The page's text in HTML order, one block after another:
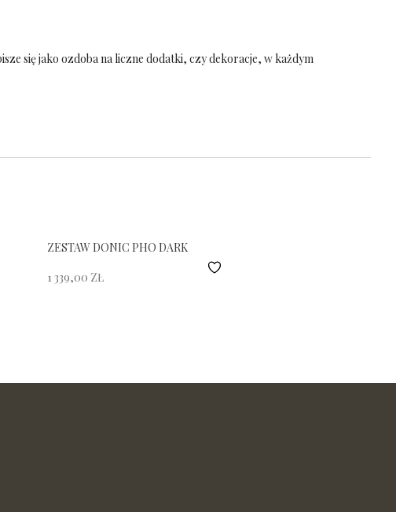
się jako ozdoba na liczne dodatki, czy dekoracje, w każdym
ZESTAW DONIC PHO DARK
1 339,00 ZŁ